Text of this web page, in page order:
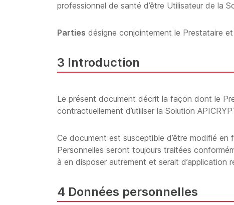
professionnel de santé d’être Utilisateur de la
Parties désigne conjointement le Prestataire et
3 Introduction
Le présent document décrit la façon dont le
contractuellement d’utiliser la Solution
Ce document est susceptible d’être modifié en
Personnelles seront toujours traitées
à en disposer autrement et serait d’application
4 Données personnelles